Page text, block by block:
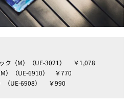
ク（M）（UE-3021） ￥1,078
M）（UE-6910） ￥770
（UE-6908） ￥990